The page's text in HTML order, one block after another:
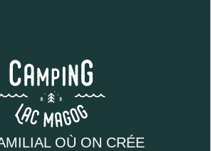
OÙ ON CRÉE